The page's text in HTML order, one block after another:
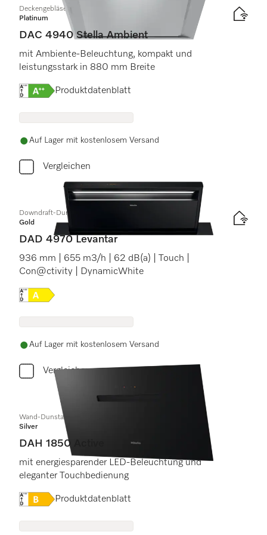
Deckengebläse
Platinum
DAC 4940 Stella Ambient
mit Ambiente-Beleuchtung, kompakt und
leistungsstark in 880 mm Breite
Onlinelabel Image, Energielabel
Produktdatenblatt
Auf Lager mit kostenlosem Versand
Vergleichen
Downdraft-Dunstabzug
Gold
DAD 4970 Levantar
936 mm | 655 m3/h | 62 dB(a) | Touch |
Con@ctivity | DynamicWhite
Onlinelabel Image, Energielabel
Auf Lager mit kostenlosem Versand
Vergleichen
Wand-Dunstabzugshaube
Silver
DAH 1850 Active
mit energiesparender LED-Beleuchtung und
eleganter Touchbedienung
Onlinelabel Image, Energielabel
Produktdatenblatt